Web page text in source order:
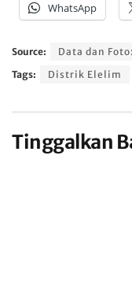
WhatsApp
Source:
Data dan
Tags:
Distrik Elelim
Tinggalkan